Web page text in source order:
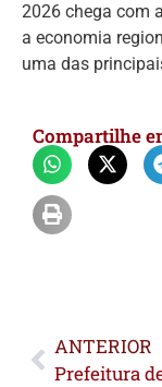
2026 chega com
a economia
uma das
Compartilhe
ANTERIOR